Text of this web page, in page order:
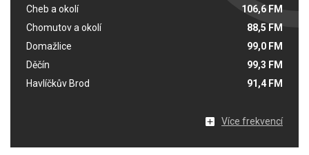
Cheb a okolí
106,6 FM
Chomutov a okolí
88,5 FM
Domažlice
99,0 FM
Děčín
99,3 FM
Havlíčkův Brod
91,4 FM
Více frekvencí